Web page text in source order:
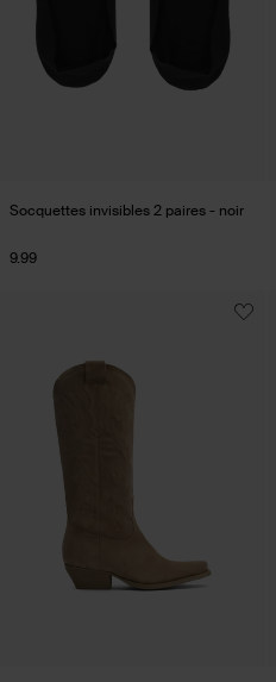
Socquettes invisibles 2 paires - noir
9.99